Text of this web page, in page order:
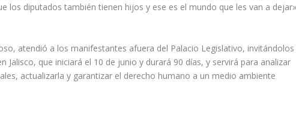
los diputados también tienen hijos y ese es el mundo que les van a
atendió a los manifestantes afuera del Palacio Legislativo, invitándolos
Jalisco, que iniciará el 10 de junio y durará 90 días, y servirá para analizar
actualizarla y garantizar el derecho humano a un medio ambiente